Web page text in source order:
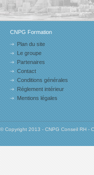
CNPG Formation
Plan du site
Le groupe
Partenaires
Contact
Conditions générales
Réglement intérieur
Mentions légales
© Copyright 2013 - CNPG Conseil RH -